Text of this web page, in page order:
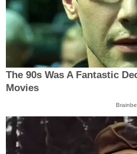
The 90s Was A Fantastic
Movies